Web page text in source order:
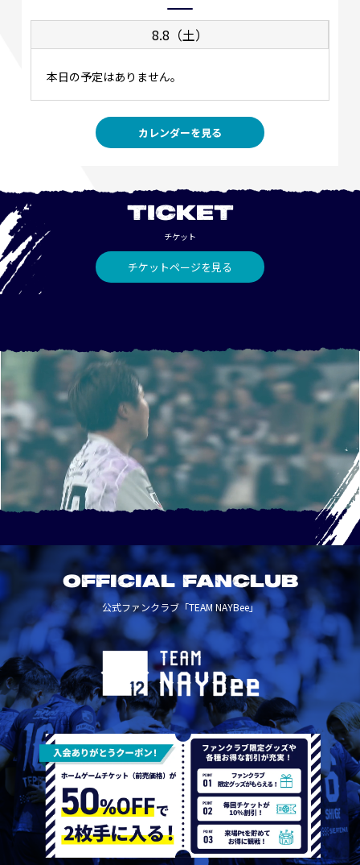
8.8（土）
本日の予定はありません。
カレンダーを見る
TICKET
チケット
チケットページを見る
OFFICIAL FANCLUB
公式ファンクラブ「TEAM NAYBee」